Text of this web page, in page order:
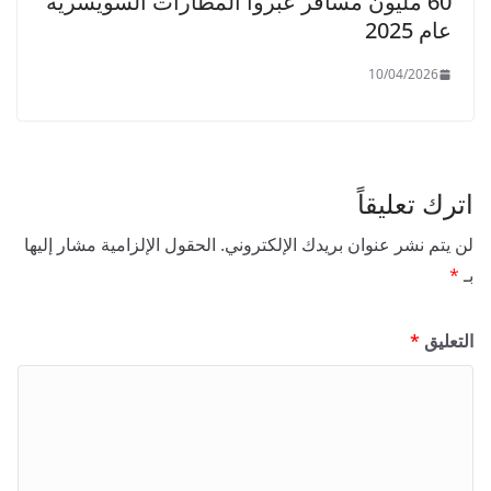
e
r
e
s
a
t
عام 2025
10/04/2026
اترك تعليقاً
لن يتم نشر عنوان بريدك الإلكتروني. الحقول الإلزامية مشار إليها
بـ*
التعليق *